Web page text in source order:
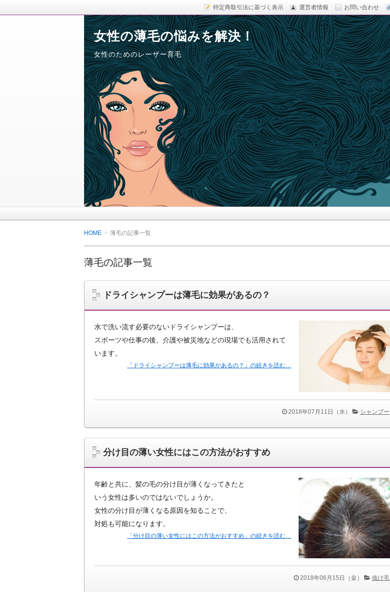
特定商取引法に基づく表示 運営者情報 お問い合わせ
女性の薄毛の悩みを解決！
女性のためのレーザー育毛
HOME 薄毛の記事一覧
薄毛の記事一覧
ドライシャンプーは薄毛に効果があるの？
水で洗い流す必要のないドライシャンプーは、
スポーツや仕事の後、介護や被災地などの現場でも活用されて
います。
「ドライシャンプーは薄毛に効果があるの？」の続きを読む…
2018年07月11日（水） シャンプー
分け目の薄い女性にはこの方法がおすすめ
年齢と共に、髪の毛の分け目が薄くなってきたと
いう女性は多いのではないでしょうか。
女性の分け目が薄くなる原因を知ることで、
対処も可能になります。
「分け目の薄い女性にはこの方法がおすすめ」の続きを読む…
2018年06月15日（金） 抜け毛